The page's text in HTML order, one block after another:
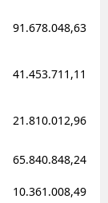
91.678.048,63
41.453.711,11
21.810.012,96
65.840.848,24
10.361.008,49